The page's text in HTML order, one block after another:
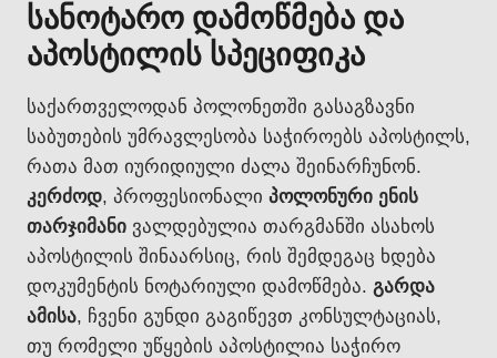
სანოტარო დამოწმება და
აპოსტილის სპეციფიკა
საქართველოდან პოლონეთში გასაგზავნი
საბუთების უმრავლესობა საჭიროებს აპოსტილს,
რათა მათ იურიდიული ძალა შეინარჩუნონ.
კერძოდ, პროფესიონალი პოლონური ენის
თარჯიმანი ვალდებულია თარგმანში ასახოს
აპოსტილის შინაარსიც, რის შემდეგაც ხდება
დოკუმენტის ნოტარიული დამოწმება. გარდა
ამისა, ჩვენი გუნდი გაგიწევთ კონსულტაციას,
თუ რომელი უწყების აპოსტილია საჭირო